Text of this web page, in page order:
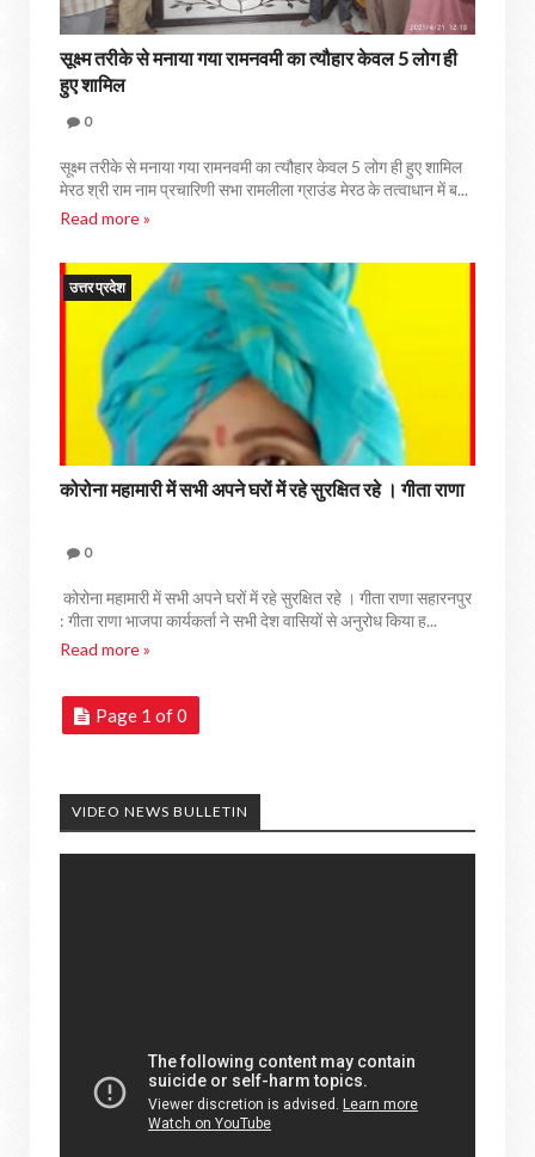
सूक्ष्म तरीके से मनाया गया रामनवमी का त्यौहार केवल 5 लोग ही
हुए शामिल
0
सूक्ष्म तरीके से मनाया गया रामनवमी का त्यौहार केवल 5 लोग ही हुए शामिल
मेरठ श्री राम नाम प्रचारिणी सभा रामलीला ग्राउंड मेरठ के तत्वाधान में ब...
Read more »
उत्तर प्रदेश
कोरोना महामारी में सभी अपने घरों में रहे सुरक्षित रहे । गीता राणा
0
कोरोना महामारी में सभी अपने घरों में रहे सुरक्षित रहे । गीता राणा सहारनपुर
: गीता राणा भाजपा कार्यकर्ता ने सभी देश वासियों से अनुरोध किया ह...
Read more »
Page 1 of 0
VIDEO NEWS BULLETIN